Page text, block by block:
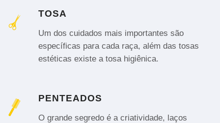
TOSA
Um dos cuidados mais importantes são
específicas para cada raça, além das tosas
estéticas existe a tosa higiênica.
PENTEADOS
O grande segredo é a criatividade, laços